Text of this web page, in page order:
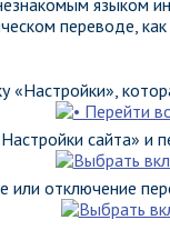
языком
переводе,
«Настройки»,
сайта» и
или отключение